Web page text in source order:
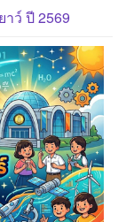
ว์ ปี 2569